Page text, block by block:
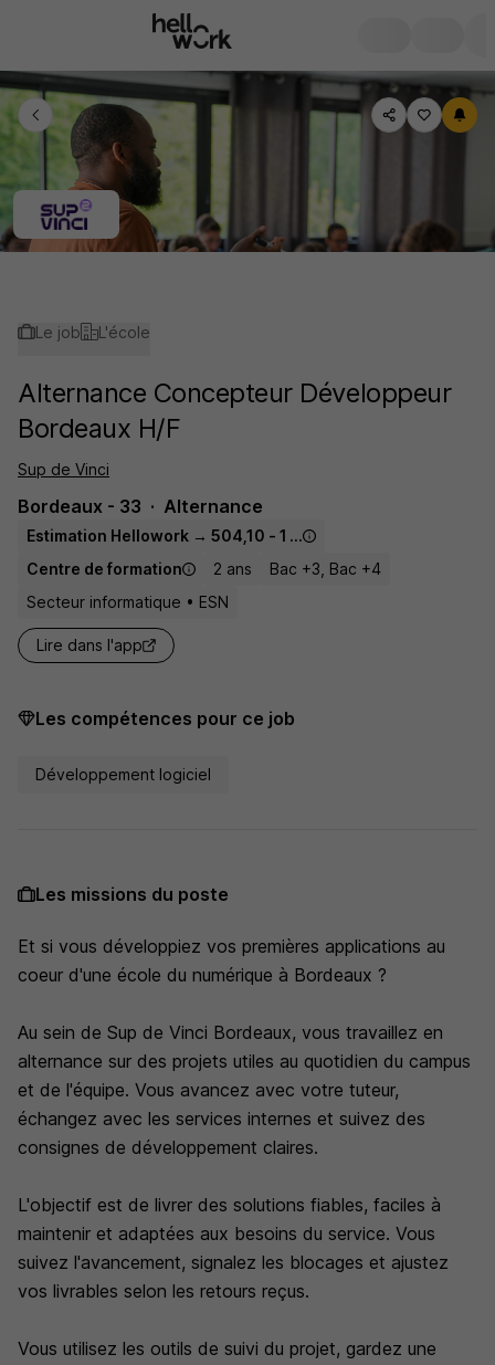
Le job L'école
Alternance Concepteur Développeur
Bordeaux H/F
Sup de Vinci
Bordeaux - 33 Alternance
Estimation Hellowork → 504,10 - 1 867,02 € / mois
Centre de formation
2 ans
Bac +3, Bac +4
Secteur informatique • ESN
Lire dans l'app
Les compétences pour ce job
Développement logiciel
Les missions du poste
Et si vous développiez vos premières applications au
coeur d'une école du numérique à Bordeaux ?
Au sein de Sup de Vinci Bordeaux, vous travaillez en
alternance sur des projets utiles au quotidien du campus
et de l'équipe. Vous avancez avec votre tuteur,
échangez avec les services internes et suivez des
consignes de développement claires.
L'objectif est de livrer des solutions fiables, faciles à
maintenir et adaptées aux besoins du service. Vous
suivez l'avancement, signalez les blocages et ajustez
vos livrables selon les retours reçus.
Vous utilisez les outils de suivi du projet, gardez une